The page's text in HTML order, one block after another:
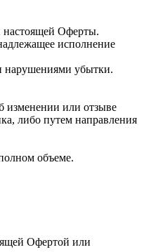
настоящей Оферты.
исполнение
нарушениями убытки.
изменении или отзыве
либо путем направления
объеме.
Офертой или